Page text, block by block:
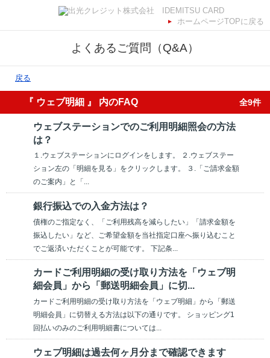
ホームページTOPに戻る
よくあるご質問（Q&A）
戻る
『 ウェブ明細 』 内のFAQ 全9件
ウェブステーションでのご利用明細照会の方法
は？
１.ウェブステーションにログインをします。 ２.ウェブステー
ション左の「明細を見る」をクリックします。 ３.「ご請求金額
のご案内」と「...
銀行振込での入金方法は？
債権のご指定なく、「ご利用残高を減らしたい」「請求金額を
振込したい」など、ご希望金額を当社指定口座へ振り込むこと
でご返済いただくことが可能です。 下記条...
カードご利用明細の受け取り方法を「ウェブ明
細会員」から「郵送明細会員」に切...
カードご利用明細の受け取り方法を「ウェブ明細」から「郵送
明細会員」に切替える方法は以下の通りです。 ショッピング1
回払いのみのご利用明細書については...
ウェブ明細は過去何ヶ月分まで確認できます